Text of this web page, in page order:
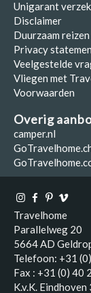
Unigarant
Disclaimer
Duurzaam reizen
Privacy
Veelgestelde
Vliegen met
Voorwaarden
Overig
camper.nl
Travelhome
Parallelweg 20
5664 AD
Telefoon: +31
Fax : +31 (0) 40
K.v.K.